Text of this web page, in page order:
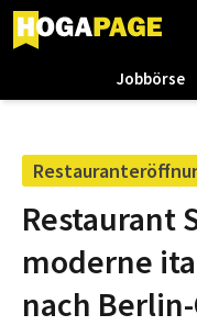
Jobbörse
Restaurant
moderne
nach